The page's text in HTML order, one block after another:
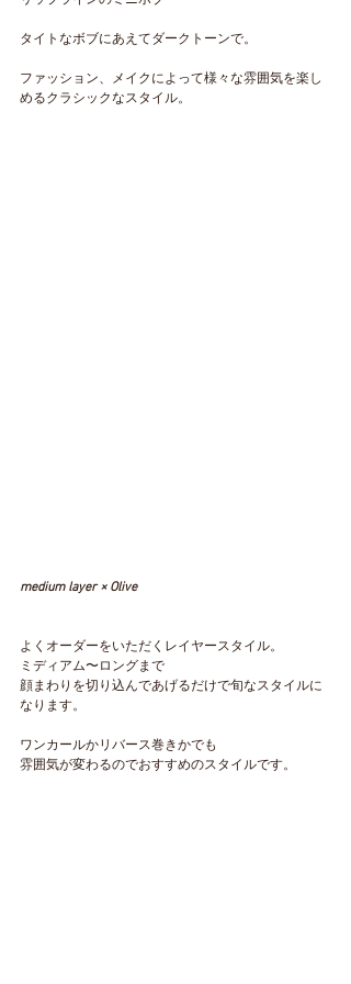
タイトなボブにあえてダークトーンで。
ファッション、メイクによって様々な雰囲気を楽し
めるクラシックなスタイル。
medium layer × Olive
よくオーダーをいただくレイヤースタイル。
ミディアム〜ロングまで
顔まわりを切り込んであげるだけで旬なスタイルに
なります。
ワンカールかリバース巻きかでも
雰囲気が変わるのでおすすめのスタイルです。